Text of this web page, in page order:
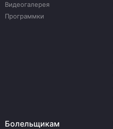
Видеогалерея
Программки
Болельщикам